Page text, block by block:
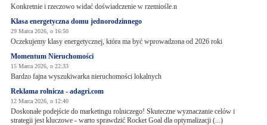
Konkretnie i rzeczowo widać doświadczenie w rzemiośle.n
Klasa energetyczna domu jednorodzinnego
29 Marca 2026, o 16:50
Oczekujemy klasy energetycznej, która ma być wprowadzona od 2026 roki
Momentum Nieruchomości
15 Marca 2026, o 22:33
Bardzo fajna wyszukiwarka nieruchomości lokalnych
Reklama rolnicza - adagri.com
12 Marca 2026, o 12:40
Doskonałe podejście do marketingu rolniczego! Skuteczne wyznaczanie celów i
strategii jest kluczowe - warto sprawdzić Rocket Goal dla optymalizacji (...)